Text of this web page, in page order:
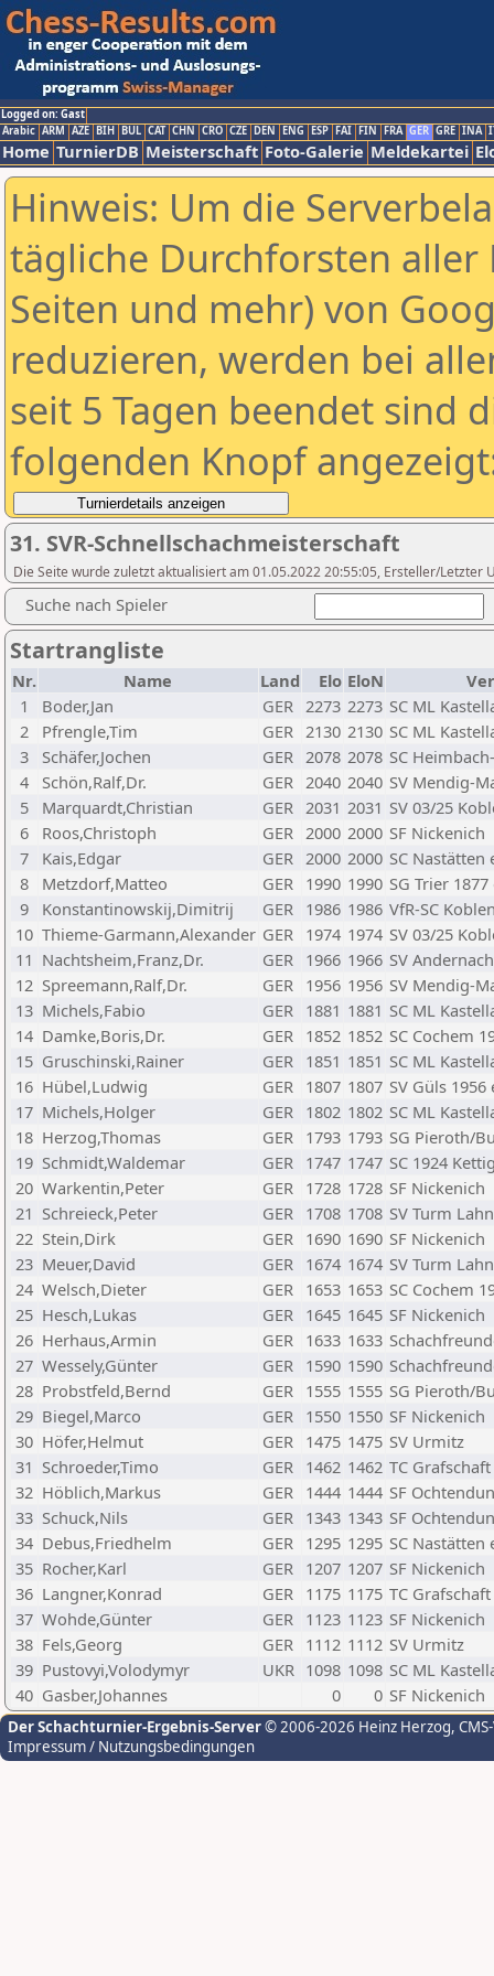
Logged on: Gast
Arabic ARM AZE BIH BUL CAT CHN CRO CZE DEN ENG ESP FAI FIN FRA GER GRE INA
Home TurnierDB Meisterschaft Foto-Galerie Meldekartei
Hinweis: Um die
tägliche Durchforsten aller
Seiten und mehr) von
reduzieren, werden bei
seit 5 Tagen beendet sind
folgenden Knopf
31. SVR-Schnellschachmeisterschaft
Die Seite wurde zuletzt aktualisiert am 01.05.2022 20:55:05, Ersteller/Letzter
Suche nach Spieler
Startrangliste
Nr. Name Land Elo EloN
1
Boder,Jan GER 2273 2273 SC ML
2
Pfrengle,Tim GER 2130 2130 SC ML
3
Schäfer,Jochen GER 2078 2078 SC
4
Schön,Ralf,Dr. GER 2040 2040 SV Mendig-
5
Marquardt,Christian GER 2031 2031 SV 03/25
6
Roos,Christoph GER 2000 2000 SF Nickenich
7
Kais,Edgar GER 2000 2000 SC Nastätten
8
Metzdorf,Matteo GER 1990 1990 SG Trier 1877
9
Konstantinowskij,Dimitrij GER 1986 1986 VfR-SC
10 Thieme-Garmann,Alexander GER 1974 1974 SV 03/25
11 Nachtsheim,Franz,Dr. GER 1966 1966 SV Andernach
12 Spreemann,Ralf,Dr. GER 1956 1956 SV Mendig-
13 Michels,Fabio GER 1881 1881 SC ML
14 Damke,Boris,Dr. GER 1852 1852 SC Cochem
15 Gruschinski,Rainer GER 1851 1851 SC ML
16 Hübel,Ludwig GER 1807 1807 SV Güls 1956
17 Michels,Holger GER 1802 1802 SC ML
18 Herzog,Thomas GER 1793 1793 SG Pieroth/
19 Schmidt,Waldemar GER 1747 1747 SC 1924
20 Warkentin,Peter GER 1728 1728 SF Nickenich
21 Schreieck,Peter GER 1708 1708 SV Turm
22 Stein,Dirk GER 1690 1690 SF Nickenich
23 Meuer,David GER 1674 1674 SV Turm
24 Welsch,Dieter GER 1653 1653 SC Cochem
25 Hesch,Lukas GER 1645 1645 SF Nickenich
26 Herhaus,Armin GER 1633 1633
27 Wessely,Günter GER 1590 1590
28 Probstfeld,Bernd GER 1555 1555 SG Pieroth/
29 Biegel,Marco GER 1550 1550 SF Nickenich
30 Höfer,Helmut GER 1475 1475 SV Urmitz
31 Schroeder,Timo GER 1462 1462 TC Grafschaft
32 Höblich,Markus GER 1444 1444 SF
33 Schuck,Nils GER 1343 1343 SF
34 Debus,Friedhelm GER 1295 1295 SC Nastätten
35 Rocher,Karl GER 1207 1207 SF Nickenich
36 Langner,Konrad GER 1175 1175 TC Grafschaft
37 Wohde,Günter GER 1123 1123 SF Nickenich
38 Fels,Georg GER 1112 1112 SV Urmitz
39 Pustovyi,Volodymyr UKR 1098 1098 SC ML
40 Gasber,Johannes 0 0 SF Nickenich
Der Schachturnier-Ergebnis-Server© 2006-2026 Heinz Herzog,
Impressum / Nutzungsbedingungen